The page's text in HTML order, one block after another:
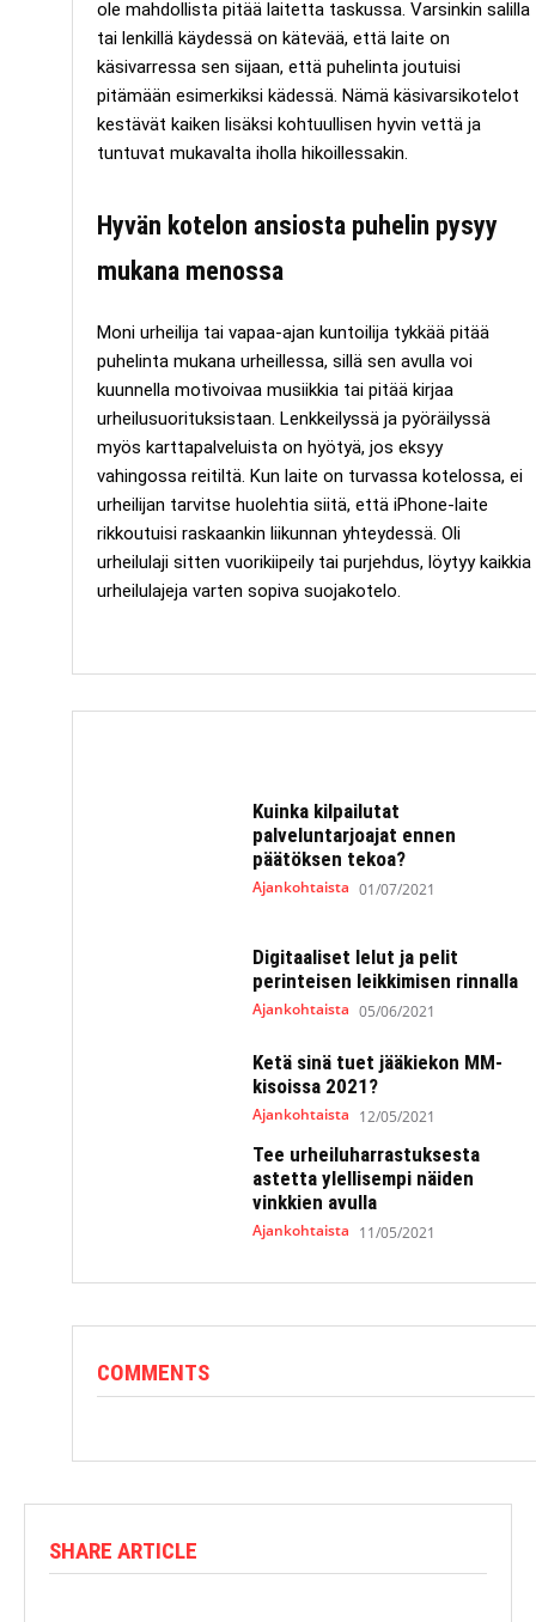
ole mahdollista pitää laitetta taskussa. Varsinkin salilla
tai lenkillä käydessä on kätevää, että laite on
käsivarressa sen sijaan, että puhelinta joutuisi
pitämään esimerkiksi kädessä. Nämä käsivarsikotelot
kestävät kaiken lisäksi kohtuullisen hyvin vettä ja
tuntuvat mukavalta iholla hikoillessakin.
Hyvän kotelon ansiosta puhelin pysyy
mukana menossa
Moni urheilija tai vapaa-ajan kuntoilija tykkää pitää
puhelinta mukana urheillessa, sillä sen avulla voi
kuunnella motivoivaa musiikkia tai pitää kirjaa
urheilusuorituksistaan. Lenkkeilyssä ja pyöräilyssä
myös karttapalveluista on hyötyä, jos eksyy
vahingossa reitiltä. Kun laite on turvassa kotelossa, ei
urheilijan tarvitse huolehtia siitä, että iPhone-laite
rikkoutuisi raskaankin liikunnan yhteydessä. Oli
urheilulaji sitten vuorikiipeily tai purjehdus, löytyy kaikkia
urheilulajeja varten sopiva suojakotelo.
Kuinka kilpailutat
palveluntarjoajat ennen
päätöksen tekoa?
Ajankohtaista 01/07/2021
Digitaaliset lelut ja pelit
perinteisen leikkimisen rinnalla
Ajankohtaista 05/06/2021
Ketä sinä tuet jääkiekon MM-
kisoissa 2021?
Ajankohtaista 12/05/2021
Tee urheiluharrastuksesta
astetta ylellisempi näiden
vinkkien avulla
Ajankohtaista 11/05/2021
COMMENTS
SHARE ARTICLE